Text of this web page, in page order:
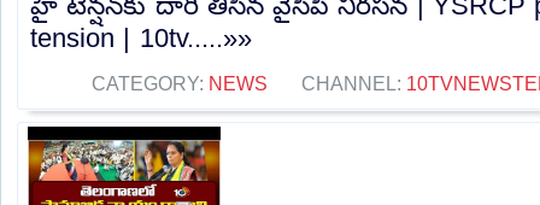
tension | 10tv.....»»
CATEGORY: NEWS CHANNEL: